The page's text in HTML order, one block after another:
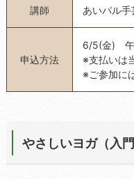
講師 あいパル
申込方法
6/5(金) 午
※支払いは
※ご参加に
やさしいヨガ（入門